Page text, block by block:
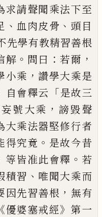
求請聲聞乘法下至
、血肉皮骨 、頭目
先學有教精習善根
解 。 問曰 ：若爾 ，
小乘 ，讚學大乘是
自會釋云 「是故三
號大乘 ， 謗毀聲
大乘法器堅修行者
得究竟 。 是故今昔
等皆准此會釋 。 若
積習 、 唯聞大乘而
因先習善根 ， 無有
《優婆塞戒經》 第一